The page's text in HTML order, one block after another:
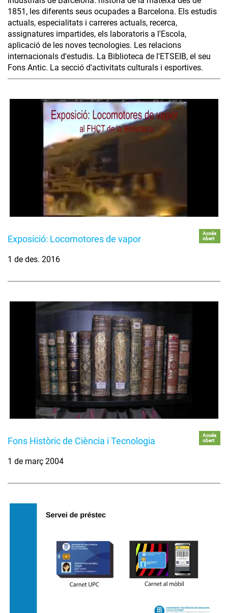
1851, les diferents seus ocupades a Barcelona. Els estudis
actuals, especialitats i carreres actuals, recerca,
assignatures impartides, els laboratoris a l'Escola,
aplicació de les noves tecnologies. Les relacions
internacionals d'estudis. La Biblioteca de l'ETSEIB, el seu
Fons Antic. La secció d'activitats culturals i esportives.
Exposició: Locomotores de vapor
Accés
obert
1 de des. 2016
Fons Històric de Ciència i Tecnologia
Accés
obert
1 de març 2004